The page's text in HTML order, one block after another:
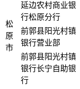
松
原
市
延边农村商业银
行松原分行
前郭县阳光村镇
银行营业部
前郭县阳光村镇
银行长宁自助银
行